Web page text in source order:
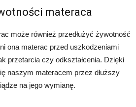
materaca
może również przedłużyć żywotność
ona materac przed uszkodzeniami
przetarcia czy odkształcenia. Dzięki
naszym materacem przez dłuższy
na jego wymianę.